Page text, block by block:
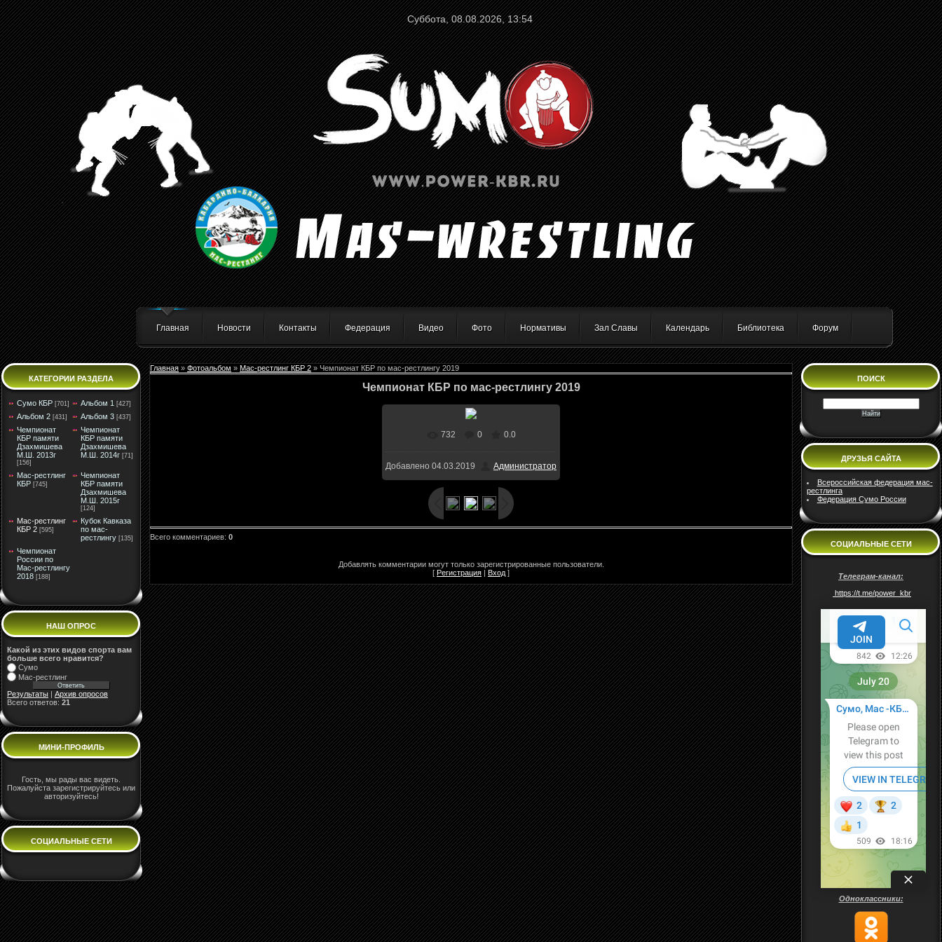
Суббота, 08.08.2026, 13:54
Главная Новости Контакты Федерация Видео Фото Нормативы Зал Славы Календарь Библиотека Форум
КАТЕГОРИИ РАЗДЕЛА
Сумо КБР [701] Альбом 1 [427]
Альбом 2 [431] Альбом 3 [437]
Чемпионат
КБР памяти
Дзахмишева
М.Ш. 2013г
[156]
Чемпионат
КБР памяти
Дзахмишева
М.Ш. 2014г [71]
Мас-рестлинг
КБР [745]
Чемпионат
КБР памяти
Дзахмишева
М.Ш. 2015г
[124]
Мас-рестлинг
КБР 2 [595]
Кубок Кавказа
по мас-
рестлингу [135]
Чемпионат
России по
Мас-рестлингу
2018 [188]
НАШ ОПРОС
Какой из этих видов спорта вам
больше всего нравится?
Сумо
Мас-рестлинг
Результаты
Архив опросов
Всего ответов: 21
МИНИ-ПРОФИЛЬ
Гость, мы рады вас видеть.
Пожалуйста зарегистрируйтесь или
авторизуйтесь!
СОЦИАЛЬНЫЕ СЕТИ
Главная » Фотоальбом » Мас-рестлинг КБР 2 » Чемпионат КБР по мас-рестлингу 2019
Чемпионат КБР по мас-рестлингу 2019
В реальном размере 768x768
199.4Kb
732 0 0.0
Добавлено 04.03.2019 Администратор
Всего комментариев: 0
Добавлять комментарии могут только зарегистрированные пользователи.
[ Регистрация | Вход ]
ПОИСК
ДРУЗЬЯ САЙТА
Всероссийская федерация мас-
рестлинга
Федерация Сумо России
СОЦИАЛЬНЫЕ СЕТИ
Телеграм-канал:
https://t.me/power_kbr
Одноклассники: